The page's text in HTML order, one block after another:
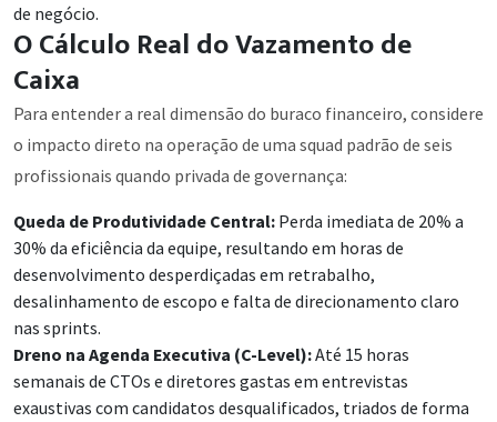
de negócio.
O Cálculo Real do Vazamento de
Caixa
Para entender a real dimensão do buraco financeiro, considere
o impacto direto na operação de uma squad padrão de seis
profissionais quando privada de governança:
Queda de Produtividade Central: Perda imediata de 20% a
30% da eficiência da equipe, resultando em horas de
desenvolvimento desperdiçadas em retrabalho,
desalinhamento de escopo e falta de direcionamento claro
nas sprints.
Dreno na Agenda Executiva (C-Level):Até 15 horas
semanais de CTOs e diretores gastas em entrevistas
exaustivas com candidatos desqualificados, triados de forma